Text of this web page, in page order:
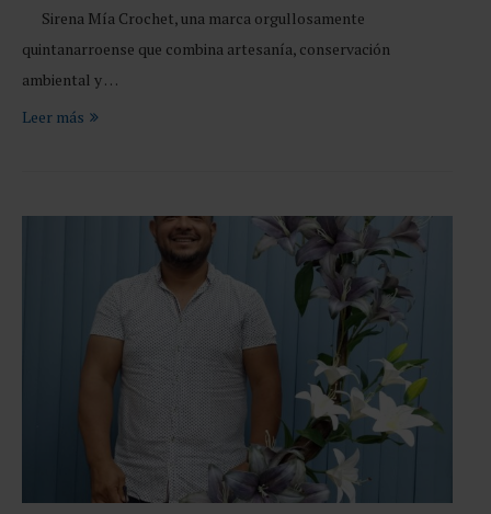
Sirena Mía Crochet, una marca orgullosamente
quintanarroense que combina artesanía, conservación
ambiental y …
Leer más